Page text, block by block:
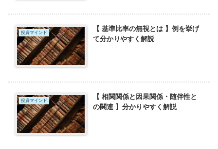
投資マインド
【 基準比率の無視とは 】例を挙げ
て分かりやすく解説
投資マインド
【 相関関係と因果関係・随伴性と
の関連 】分かりやすく解説